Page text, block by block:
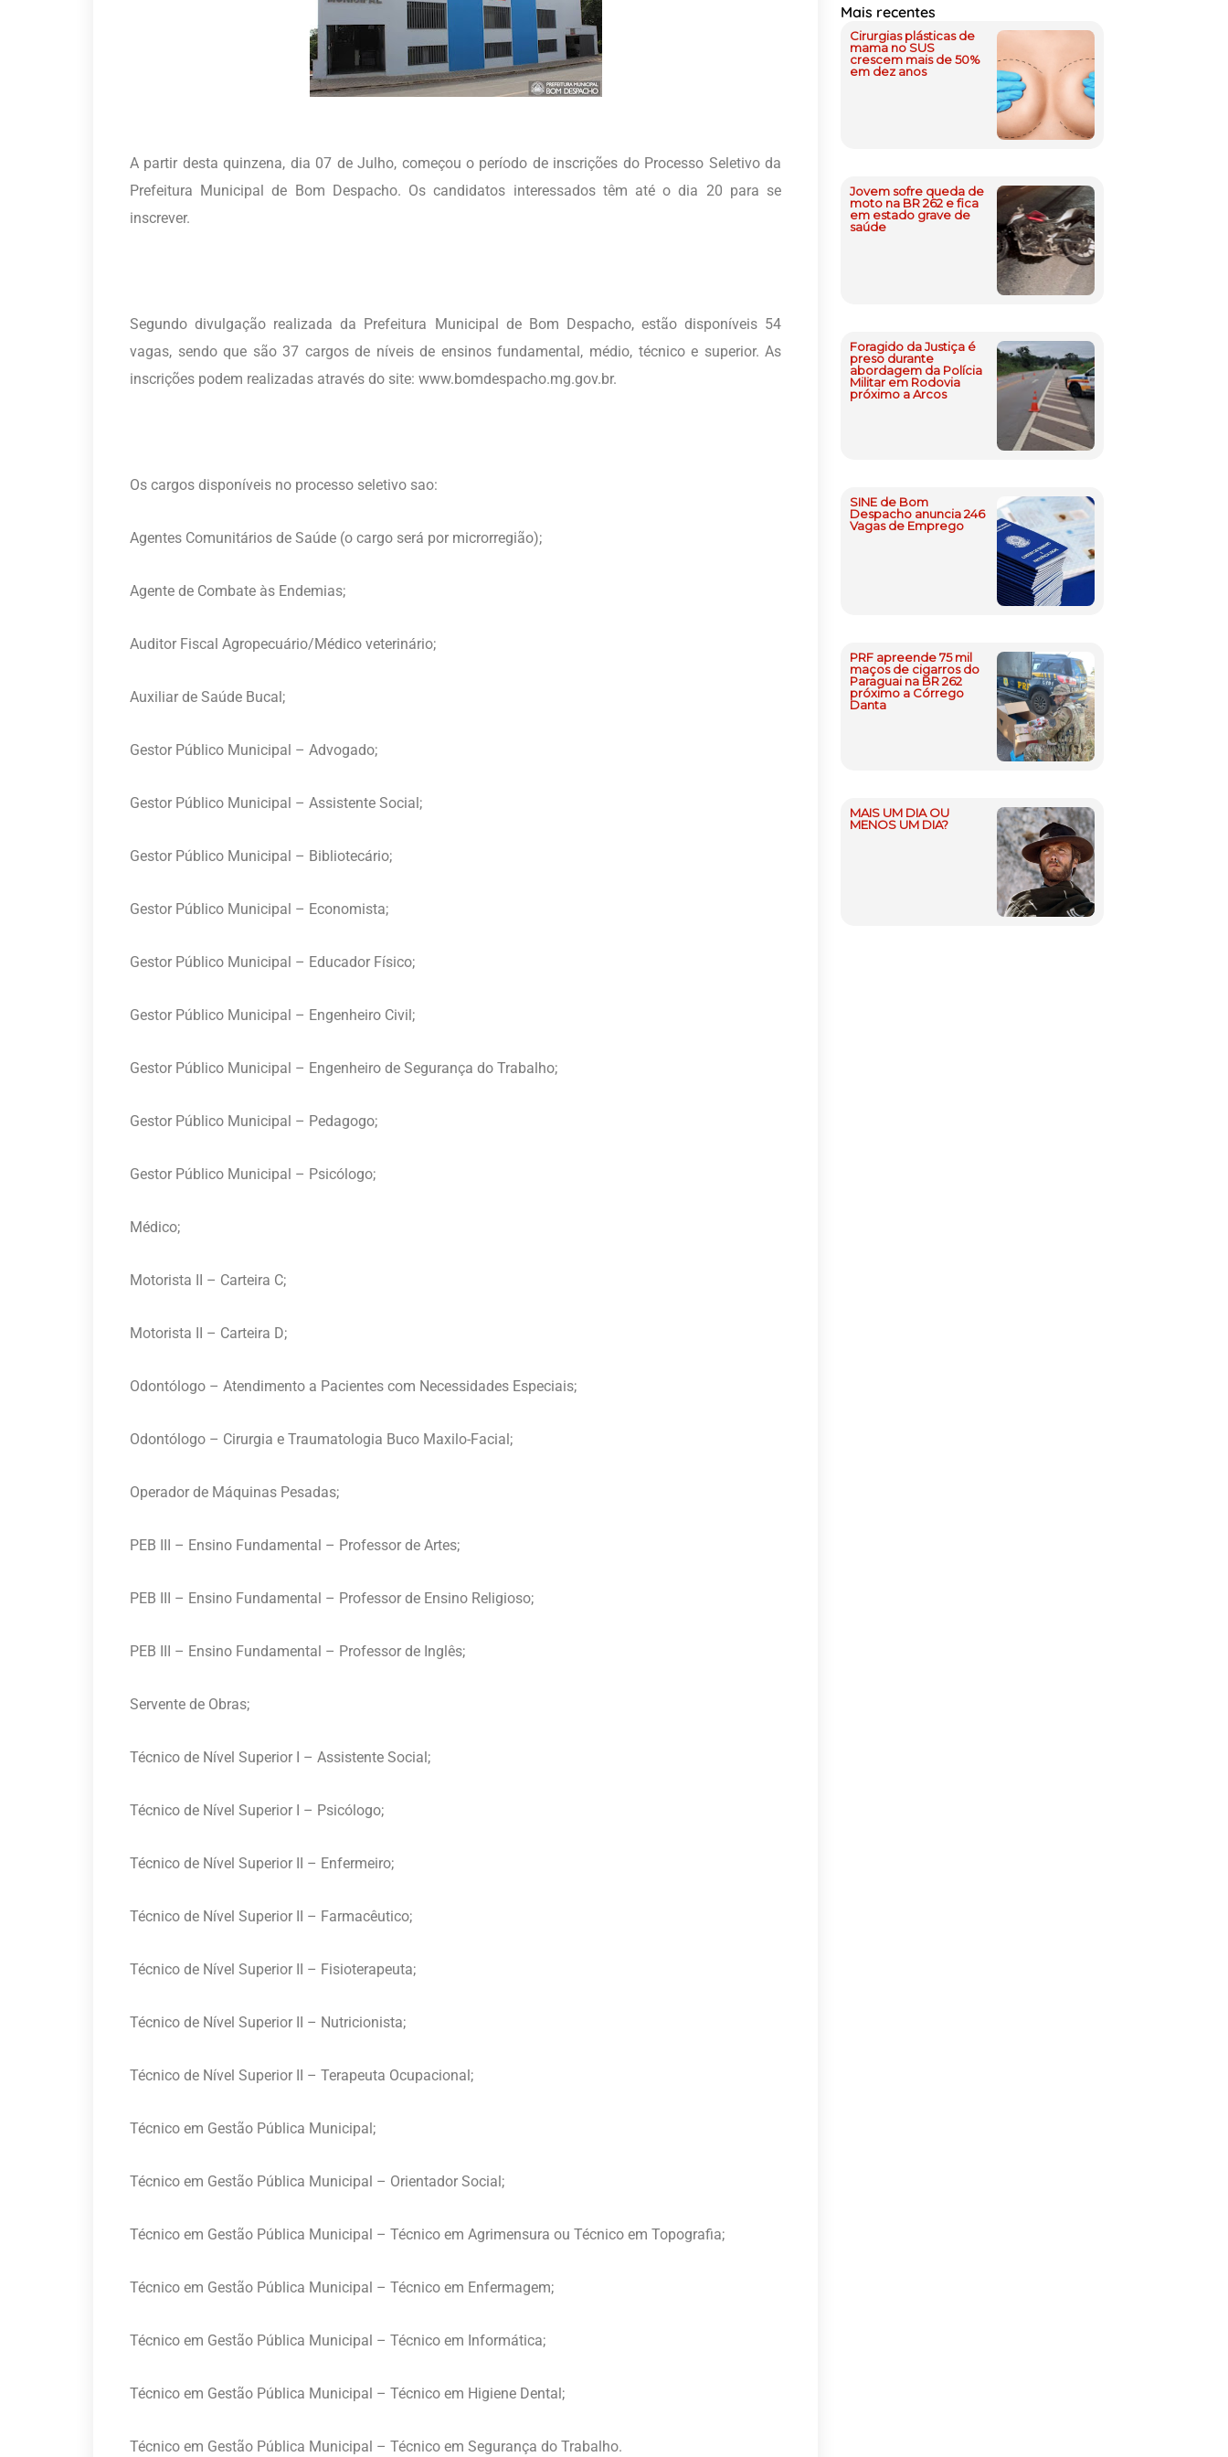
A partir desta quinzena, dia 07 de Julho, começou o período de inscrições do Processo Seletivo da
Prefeitura Municipal de Bom Despacho. Os candidatos interessados têm até o dia 20 para se
inscrever.
Segundo divulgação realizada da Prefeitura Municipal de Bom Despacho, estão disponíveis 54
vagas, sendo que são 37 cargos de níveis de ensinos fundamental, médio, técnico e superior. As
inscrições podem realizadas através do site: www.bomdespacho.mg.gov.br.
Os cargos disponíveis no processo seletivo sao:
Agentes Comunitários de Saúde (o cargo será por microrregião);
Agente de Combate às Endemias;
Auditor Fiscal Agropecuário/Médico veterinário;
Auxiliar de Saúde Bucal;
Gestor Público Municipal – Advogado;
Gestor Público Municipal – Assistente Social;
Gestor Público Municipal – Bibliotecário;
Gestor Público Municipal – Economista;
Gestor Público Municipal – Educador Físico;
Gestor Público Municipal – Engenheiro Civil;
Gestor Público Municipal – Engenheiro de Segurança do Trabalho;
Gestor Público Municipal – Pedagogo;
Gestor Público Municipal – Psicólogo;
Médico;
Motorista II – Carteira C;
Motorista II – Carteira D;
Odontólogo – Atendimento a Pacientes com Necessidades Especiais;
Odontólogo – Cirurgia e Traumatologia Buco Maxilo-Facial;
Operador de Máquinas Pesadas;
PEB III – Ensino Fundamental – Professor de Artes;
PEB III – Ensino Fundamental – Professor de Ensino Religioso;
PEB III – Ensino Fundamental – Professor de Inglês;
Servente de Obras;
Técnico de Nível Superior I – Assistente Social;
Técnico de Nível Superior I – Psicólogo;
Técnico de Nível Superior II – Enfermeiro;
Técnico de Nível Superior II – Farmacêutico;
Técnico de Nível Superior II – Fisioterapeuta;
Técnico de Nível Superior II – Nutricionista;
Técnico de Nível Superior II – Terapeuta Ocupacional;
Técnico em Gestão Pública Municipal;
Técnico em Gestão Pública Municipal – Orientador Social;
Técnico em Gestão Pública Municipal – Técnico em Agrimensura ou Técnico em Topografia;
Técnico em Gestão Pública Municipal – Técnico em Enfermagem;
Técnico em Gestão Pública Municipal – Técnico em Informática;
Técnico em Gestão Pública Municipal – Técnico em Higiene Dental;
Técnico em Gestão Pública Municipal – Técnico em Segurança do Trabalho.
Mais recentes
Cirurgias plásticas de
mama no SUS
crescem mais de 50%
em dez anos
Jovem sofre queda de
moto na BR 262 e fica
em estado grave de
saúde
Foragido da Justiça é
preso durante
abordagem da Polícia
Militar em Rodovia
próximo a Arcos
SINE de Bom
Despacho anuncia 246
Vagas de Emprego
PRF apreende 75 mil
maços de cigarros do
Paraguai na BR 262
próximo a Córrego
Danta
MAIS UM DIA OU
MENOS UM DIA?